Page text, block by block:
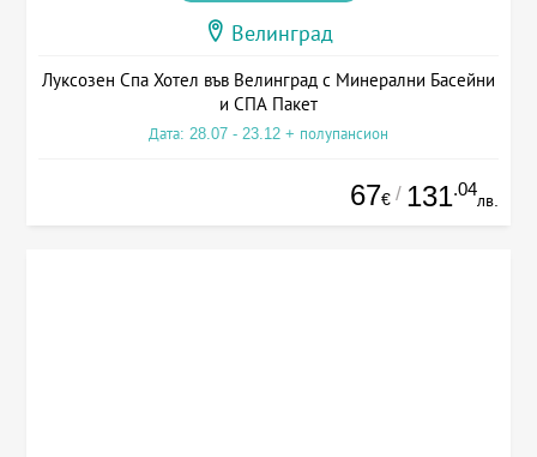
Велинград
Луксозен Спа Хотел във Велинград с Минерални Басейни
и СПА Пакет
Дата: 28.07 - 23.12 + полупансион
67€ / 131.04
лв.